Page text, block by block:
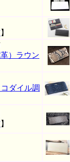
】
）ラウン
ダイル調
】